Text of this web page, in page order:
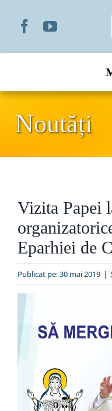
Organizare
Liturgic
Special
Noutăți
Vizita Papei
Eparhiei de
Publicat pe: 30 mai 2019 |